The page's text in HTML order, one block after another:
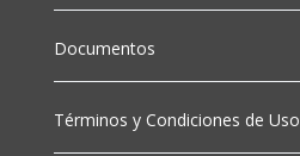
Documentos
Términos y Condiciones de Uso